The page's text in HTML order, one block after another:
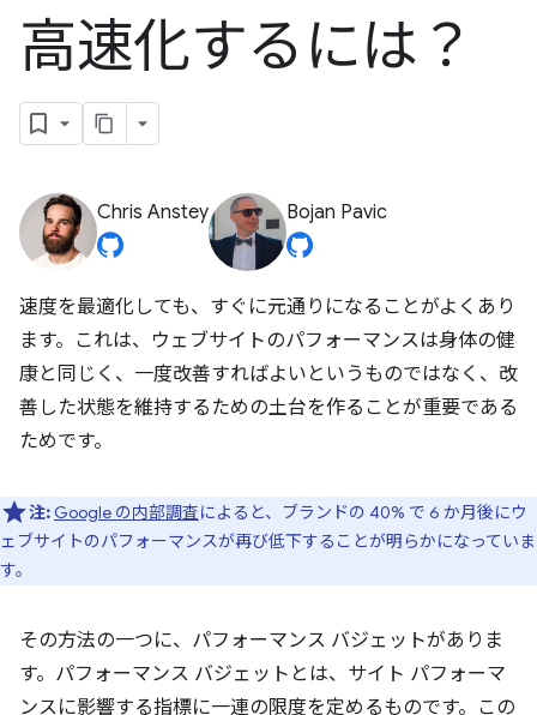
高速化するには？
Chris Anstey Bojan Pavic
速度を最適化しても、すぐに元通りになることがよくあり
ます。これは、ウェブサイトのパフォーマンスは身体の健
康と同じく、一度改善すればよいというものではなく、改
善した状態を維持するための土台を作ることが重要である
ためです。
注: Google の内部調査によると、ブランドの 40% で 6 か月後にウ
ェブサイトのパフォーマンスが再び低下することが明らかになっていま
す。
その方法の一つに、パフォーマンス バジェットがありま
す。パフォーマンス バジェットとは、サイト パフォーマ
ンスに影響する指標に一連の限度を定めるものです。この